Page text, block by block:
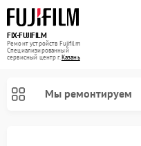
FIX-FUJIFILM
Ремонт устройств Fujifilm
Специализированный
cервисный центр г.Казань
Мы ремонтируем